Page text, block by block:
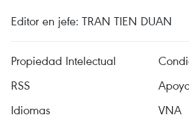
Editor en jefe: TRAN TIEN DUAN
Propiedad Intelectual
RSS
Idiomas
VNA